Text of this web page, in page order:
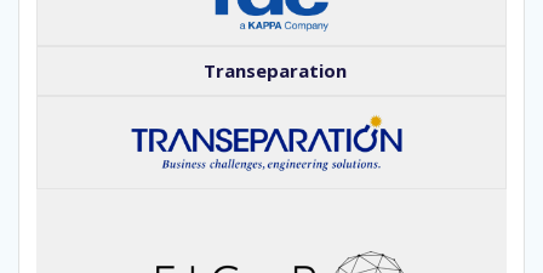
Transeparation